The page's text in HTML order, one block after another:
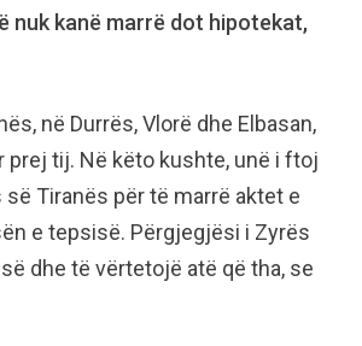
nuk kanë marrë dot hipotekat,
në Durrës, Vlorë dhe Elbasan,
prej tij. Në këto kushte, unë i ftoj
Tiranës për të marrë aktet e
e tepsisë. Përgjegjësi i Zyrës
dhe të vërtetojë atë që tha, se